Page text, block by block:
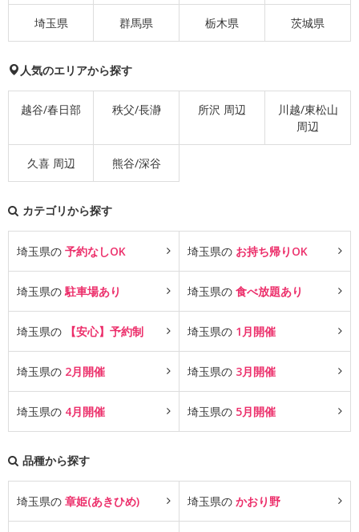
埼玉県 群馬県 栃木県 茨城県
人気のエリアから探す
越谷/春日部 秩父/長瀞 所沢 周辺
川越/東松山
周辺
久喜 周辺 熊谷/深谷
カテゴリから探す
埼玉県の 予約なしOK 埼玉県の お持ち帰りOK
埼玉県の 駐車場あり 埼玉県の 食べ放題あり
埼玉県の 【安心】予約制 埼玉県の 1月開催
埼玉県の 2月開催 埼玉県の 3月開催
埼玉県の 4月開催 埼玉県の 5月開催
品種から探す
埼玉県の 章姫(あきひめ) 埼玉県の かおり野